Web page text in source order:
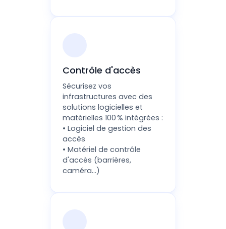
Contrôle d'accès
Sécurisez vos
infrastructures avec des
solutions logicielles et
matérielles 100 % intégrées :
• Logiciel de gestion des
accès
• Matériel de contrôle
d'accès (barrières,
caméra...)